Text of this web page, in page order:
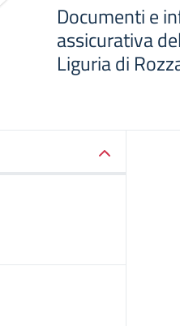
Documenti e
assicurativa
Liguria di